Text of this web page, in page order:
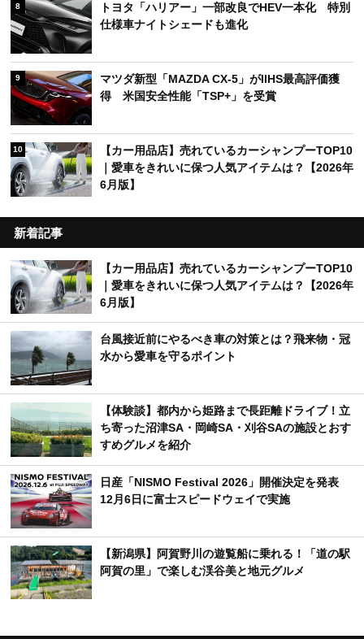
8
トヨタ「ハリアー」一部改良でHEV一本化 特別
仕様車ナイトシェードも進化
9
マツダ新型「MAZDA CX-5」がIIHS最高評価獲
得 米国安全性能「TSP+」を受賞
10
【カー用品店】売れているカーシャンプーTOP10
｜愛車をきれいに保つ人気アイテムは？【2026年
6月版】
新着記事
【カー用品店】売れているカーシャンプーTOP10
｜愛車をきれいに保つ人気アイテムは？【2026年
6月版】
台風接近前にやるべき車の対策とは？飛来物・冠
水から愛車を守るポイント
【体験談】都内から姫路まで長距離ドライブ！立
ち寄った沼津SA・岡崎SA・刈谷SAの施設とおす
すめグルメを紹介
日産「NISMO Festival 2026」開催決定を発表
12月6日に富士スピードウェイで実施
【新潟県】阿賀野川の遊覧船に乗れる！「道の駅
阿賀の里」で楽しむ渓谷美と地元グルメ